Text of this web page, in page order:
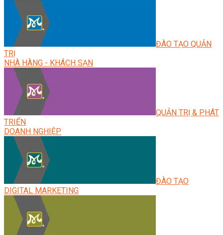
ĐÀO TẠO QUẢN
TRỊ
NHÀ HÀNG - KHÁCH SẠN
QUẢN TRỊ & PHÁT
TRIỂN
DOANH NGHIỆP
ĐÀO TẠO
DIGITAL MARKETING